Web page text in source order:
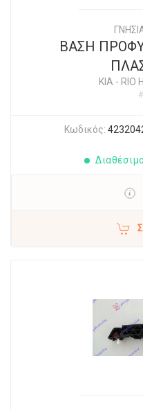
ΒΑΣΗ
KIA - RIO
Κωδικός:
Διαθέσιμο